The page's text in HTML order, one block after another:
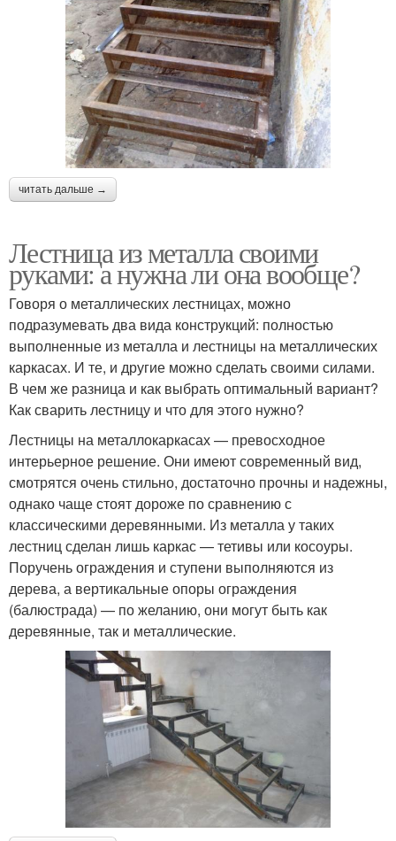
читать дальше →
Лестница из металла своими
руками: а нужна ли она вообще?
Говоря о металлических лестницах, можно
подразумевать два вида конструкций: полностью
выполненные из металла и лестницы на металлических
каркасах. И те, и другие можно сделать своими силами.
В чем же разница и как выбрать оптимальный вариант?
Как сварить лестницу и что для этого нужно?
Лестницы на металлокаркасах — превосходное
интерьерное решение. Они имеют современный вид,
смотрятся очень стильно, достаточно прочны и надежны,
однако чаще стоят дороже по сравнению с
классическими деревянными. Из металла у таких
лестниц сделан лишь каркас — тетивы или косоуры.
Поручень ограждения и ступени выполняются из
дерева, а вертикальные опоры ограждения
(балюстрада) — по желанию, они могут быть как
деревянные, так и металлические.